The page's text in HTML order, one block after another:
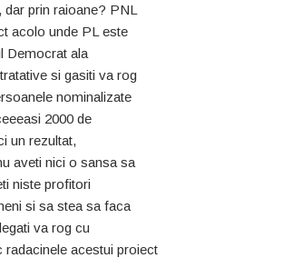
prin raioane? PNL
acolo unde PL este
Democrat ala
si gasiti va rog
nominalizate
2000 de
un rezultat,
aveti nici o sansa sa
niste profitori
si sa stea sa faca
va rog cu
radacinele acestui proiect